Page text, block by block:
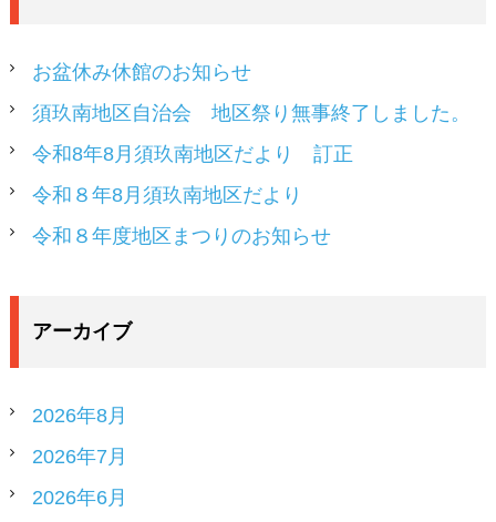
ゲ
ョ
ン
お盆休み休館のお知らせ
須玖南地区自治会 地区祭り無事終了しました。
令和8年8月須玖南地区だより 訂正
令和８年8月須玖南地区だより
令和８年度地区まつりのお知らせ
アーカイブ
2026年8月
2026年7月
2026年6月